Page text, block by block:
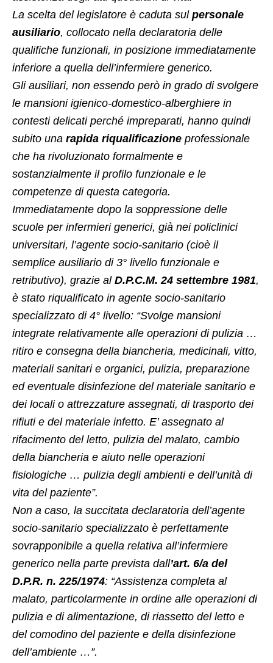
La scelta del legislatore è caduta sul personale
ausiliario, collocato nella declaratoria delle
qualifiche funzionali, in posizione immediatamente
inferiore a quella dell’infermiere generico.
Gli ausiliari, non essendo però in grado di svolgere
le mansioni igienico-domestico-alberghiere in
contesti delicati perché impreparati, hanno quindi
subito una rapida riqualificazione professionale
che ha rivoluzionato formalmente e
sostanzialmente il profilo funzionale e le
competenze di questa categoria.
Immediatamente dopo la soppressione delle
scuole per infermieri generici, già nei policlinici
universitari, l’agente socio-sanitario (cioè il
semplice ausiliario di 3° livello funzionale e
retributivo), grazie al D.P.C.M. 24 settembre 1981,
è stato riqualificato in agente socio-sanitario
specializzato di 4° livello: “Svolge mansioni
integrate relativamente alle operazioni di pulizia …
ritiro e consegna della biancheria, medicinali, vitto,
materiali sanitari e organici, pulizia, preparazione
ed eventuale disinfezione del materiale sanitario e
dei locali o attrezzature assegnati, di trasporto dei
rifiuti e del materiale infetto. E’ assegnato al
rifacimento del letto, pulizia del malato, cambio
della biancheria e aiuto nelle operazioni
fisiologiche … pulizia degli ambienti e dell’unità di
vita del paziente”.
Non a caso, la succitata declaratoria dell’agente
socio-sanitario specializzato è perfettamente
sovrapponibile a quella relativa all’infermiere
generico nella parte prevista dall’art. 6/a del
D.P.R. n. 225/1974: “Assistenza completa al
malato, particolarmente in ordine alle operazioni di
pulizia e di alimentazione, di riassetto del letto e
del comodino del paziente e della disinfezione
dell’ambiente …”.